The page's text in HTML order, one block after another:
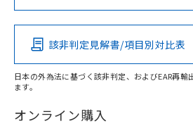
Pb Hg
O
在庫等で未対応品が混在する可能性
この製品の規格
その他の認証はこちらのペー
該非判定見解書/項目別対比表
日本の外為法に基づく該非判定、およびEAR再輸
ます。
オンライン購入